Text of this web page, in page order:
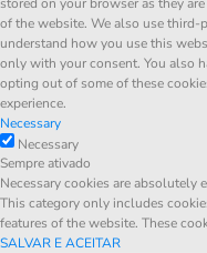
of the website. We also use third-
understand how you use this
only with your consent. You also
opting out of some of these
experience.
Necessary
Necessary
Sempre ativado
Necessary cookies are
This category only includes
features of the website. These
SALVAR E ACEITAR